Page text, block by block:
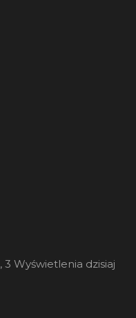
, 3 Wyświetlenia dzisiaj